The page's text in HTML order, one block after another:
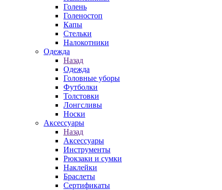
Голень
Голеностоп
Капы
Стельки
Налокотники
Одежда
Назад
Одежда
Головные уборы
Футболки
Толстовки
Лонгсливы
Носки
Аксессуары
Назад
Аксессуары
Инструменты
Рюкзаки и сумки
Наклейки
Браслеты
Сертификаты